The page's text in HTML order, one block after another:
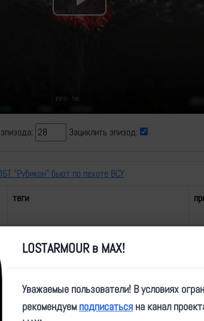
Play
Зациклить эпизод:
"Рубикон" бьют по пехоте ВСУ
теги
Рубикон,FPV,попадание,пехота,Вандал,n_1
LOSTARMOUR в MAX!
Уважаемые пользователи! В условиях
рекомендуем подписаться на канал